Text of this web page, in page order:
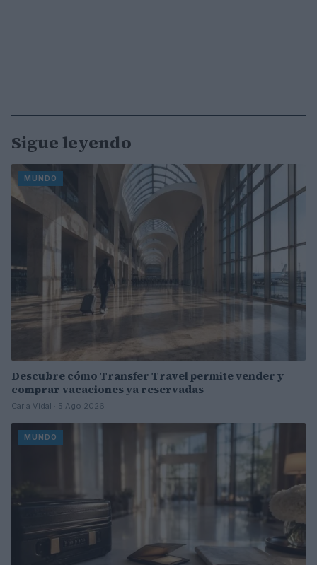
Sigue leyendo
MUNDO
Descubre cómo Transfer Travel permite vender y
comprar vacaciones ya reservadas
Carla Vidal · 5 Ago 2026
MUNDO